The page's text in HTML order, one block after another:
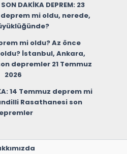
DAKİKA DEPREM: 23
mi oldu, nerede,
mi oldu? Az önce
İstanbul, Ankara,
depremler 21 Temmuz
2026
14 Temmuz deprem mi
Rasathanesi son